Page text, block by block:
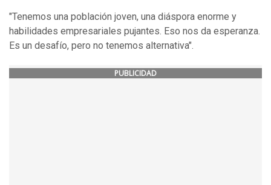
"Tenemos una población joven, una diáspora enorme y
habilidades empresariales pujantes. Eso nos da esperanza.
Es un desafío, pero no tenemos alternativa".
PUBLICIDAD